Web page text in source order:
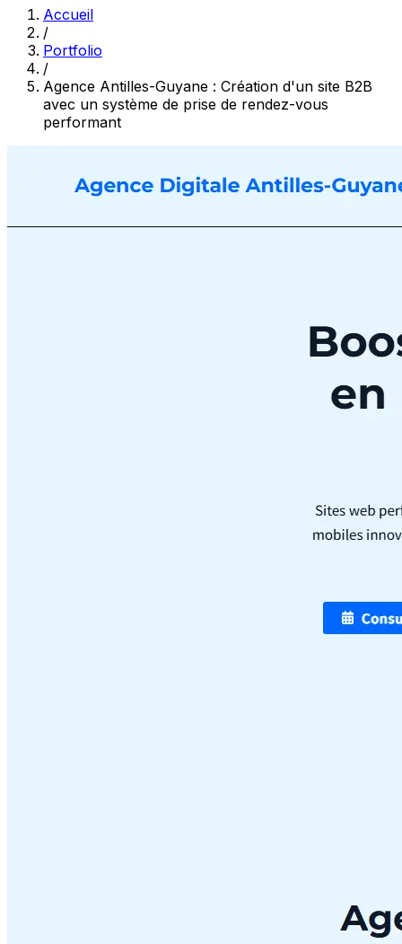
Accueil
/
Portfolio
/
Agence Antilles-Guyane : Création d'un site B2B
avec un système de prise de rendez-vous
performant